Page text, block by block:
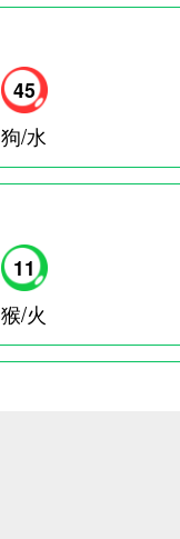
45
狗/水
11
猴/火